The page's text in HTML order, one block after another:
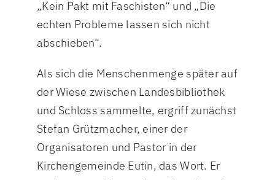
„Kein Pakt mit Faschisten“ und „Die
echten Probleme lassen sich nicht
abschieben“.
Als sich die Menschenmenge später auf
der Wiese zwischen Landesbibliothek
und Schloss sammelte, ergriff zunächst
Stefan Grützmacher, einer der
Organisatoren und Pastor in der
Kirchengemeinde Eutin, das Wort. Er